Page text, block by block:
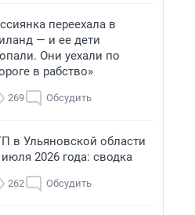
переехала в
— и ее дети
Они уехали по
в рабство»
269 Обсудить
в Ульяновской области
2026 года: сводка
262 Обсудить